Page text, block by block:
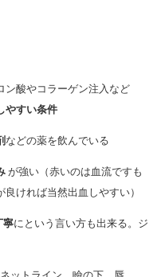
酸やコラーゲン注入など
やすい条件
などの薬を飲んでいる
が強い（赤いのは血流ですも
良ければ当然出血しやすい）
寧にという言い方も出来る。ジ